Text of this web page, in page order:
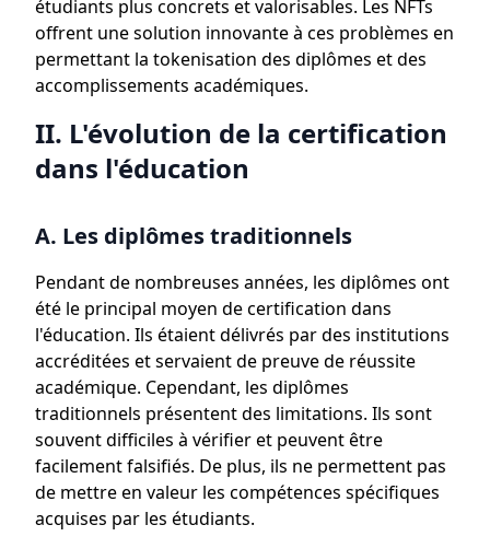
étudiants plus concrets et valorisables. Les NFTs
offrent une solution innovante à ces problèmes en
permettant la tokenisation des diplômes et des
accomplissements académiques.
II. L'évolution de la certification
dans l'éducation
A. Les diplômes traditionnels
Pendant de nombreuses années, les diplômes ont
été le principal moyen de certification dans
l'éducation. Ils étaient délivrés par des institutions
accréditées et servaient de preuve de réussite
académique. Cependant, les diplômes
traditionnels présentent des limitations. Ils sont
souvent difficiles à vérifier et peuvent être
facilement falsifiés. De plus, ils ne permettent pas
de mettre en valeur les compétences spécifiques
acquises par les étudiants.